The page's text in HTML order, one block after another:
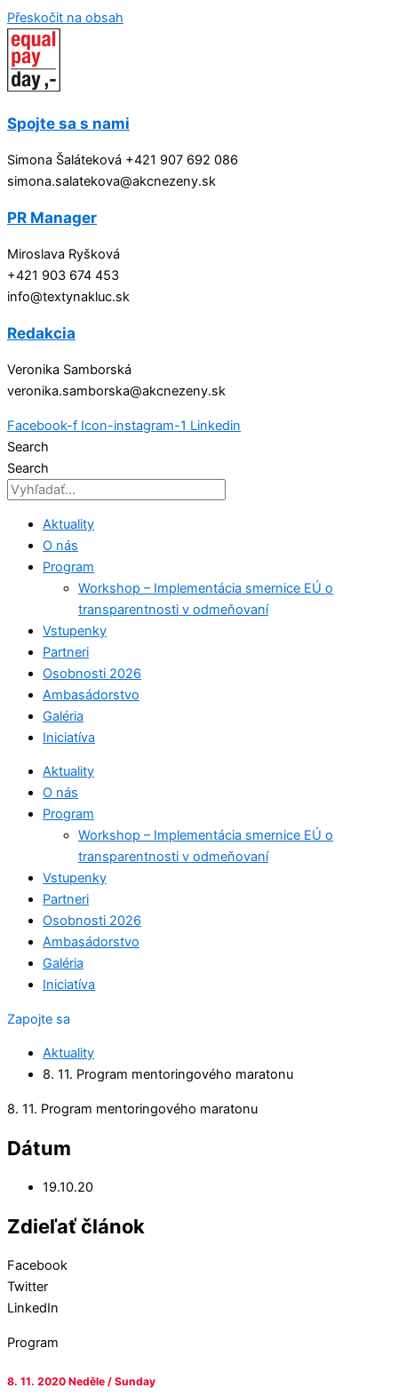
Přeskočit na obsah
Spojte sa s nami
Simona Šaláteková +421 907 692 086
simona.salatekova@akcnezeny.sk
PR Manager
Miroslava Ryšková
+421 903 674 453
info@textynakluc.sk
Redakcia
Veronika Samborská
veronika.samborska@akcnezeny.sk
Facebook-f Icon-instagram-1 Linkedin
Search
Search
Aktuality
O nás
Program
Workshop – Implementácia smernice EÚ o
transparentnosti v odmeňovaní
Vstupenky
Partneri
Osobnosti 2026
Ambasádorstvo
Galéria
Iniciatíva
Aktuality
O nás
Program
Workshop – Implementácia smernice EÚ o
transparentnosti v odmeňovaní
Vstupenky
Partneri
Osobnosti 2026
Ambasádorstvo
Galéria
Iniciatíva
Zapojte sa
Aktuality
8. 11. Program mentoringového maratonu
8. 11. Program mentoringového maratonu
Dátum
19.10.20
Zdieľať článok
Facebook
Twitter
LinkedIn
Program
8. 11. 2020 Neděle / Sunday